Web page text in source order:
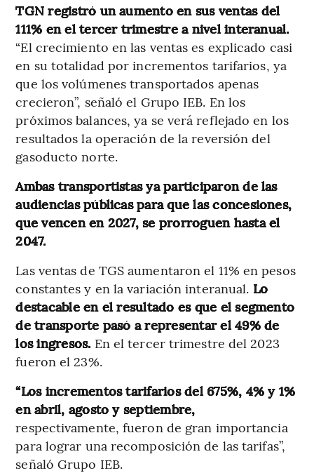
TGN registró un aumento en sus ventas del
111% en el tercer trimestre a nivel interanual.
“El crecimiento en las ventas es explicado casi
en su totalidad por incrementos tarifarios, ya
que los volúmenes transportados apenas
crecieron”, señaló el Grupo IEB. En los
próximos balances, ya se verá reflejado en los
resultados la operación de la reversión del
gasoducto norte.
Ambas transportistas ya participaron de las
audiencias públicas para que las concesiones,
que vencen en 2027, se prorroguen hasta el
2047.
Las ventas de TGS aumentaron el 11% en pesos
constantes y en la variación interanual. Lo
destacable en el resultado es que el segmento
de transporte pasó a representar el 49% de
los ingresos. En el tercer trimestre del 2023
fueron el 23%.
“Los incrementos tarifarios del 675%, 4% y 1%
en abril, agosto y septiembre,
respectivamente, fueron de gran importancia
para lograr una recomposición de las tarifas”,
señaló Grupo IEB.